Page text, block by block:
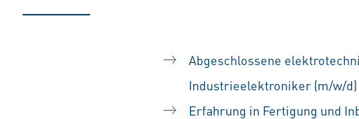
Abgeschlossene
Industrieelektroniker (m/w/d)
Erfahrung in Fertigung und